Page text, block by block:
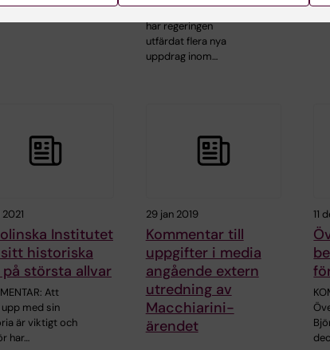
De senaste veckorna
har regeringen
utfärdat flera nya
uppdrag inom…
2021
Institutet
historiska
på största allvar
Att
med sin
är viktigt och
har…
29 jan 2019
Kommentar till
uppgifter i media
angående extern
utredning av
Macchiarini-
ärendet
11